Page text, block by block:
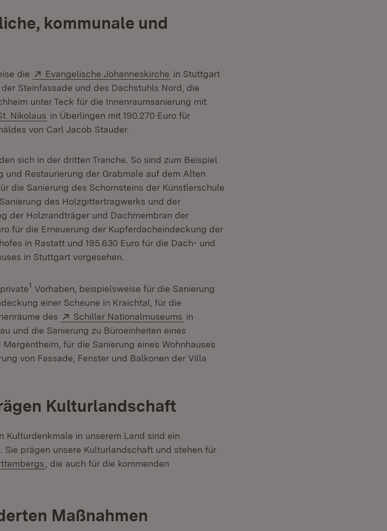
kommunale und
die Extern:
Evangelische Johanneskirche (Öffnet in neuem Fenster)
in Stuttgart
der Steinfassade und des Dachstuhls Nord, die
unter Teck für die Innenraumsanierung mit
Nikolaus (Öffnet in neuem Fenster)
in Überlingen mit 190.270 Euro für
von Carl Jacob Stauder.
sich in der dritten Tranche. So sind zum Beispiel
und Restaurierung der Grabmale auf dem Alten
die Sanierung des Schornsteins der Künstlerschule
des Holzgittertragwerks und der
der Holzrandträger und Dachmembran der
für die Erneuerung der Kupferdacheindeckung der
in Rastatt und 195.630 Euro für die Dach- und
in Stuttgart vorgesehen.
1 Vorhaben, beispielsweise für die Sanierung
einer Scheune in Kraichtal, für die
des
Extern:
Schiller Nationalmuseums (Öffnet in neuem Fenster)
in
und die Sanierung zu Büroeinheiten eines
für die Sanierung eines Wohnhauses
von Fassade, Fenster und Balkonen der Villa
Kulturlandschaft
Kulturdenkmale in unserem Land sind ein
Sie prägen unsere Kulturlandschaft und stehen für
, die auch für die kommenden
Maßnahmen